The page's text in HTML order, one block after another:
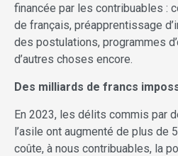
financée par les contribuables :
de français, préapprentissage
des postulations, programmes
d’autres choses encore.
Des milliards de francs
En 2023, les délits commis par
l’asile ont augmenté de plus de
coûte, à nous contribuables, la